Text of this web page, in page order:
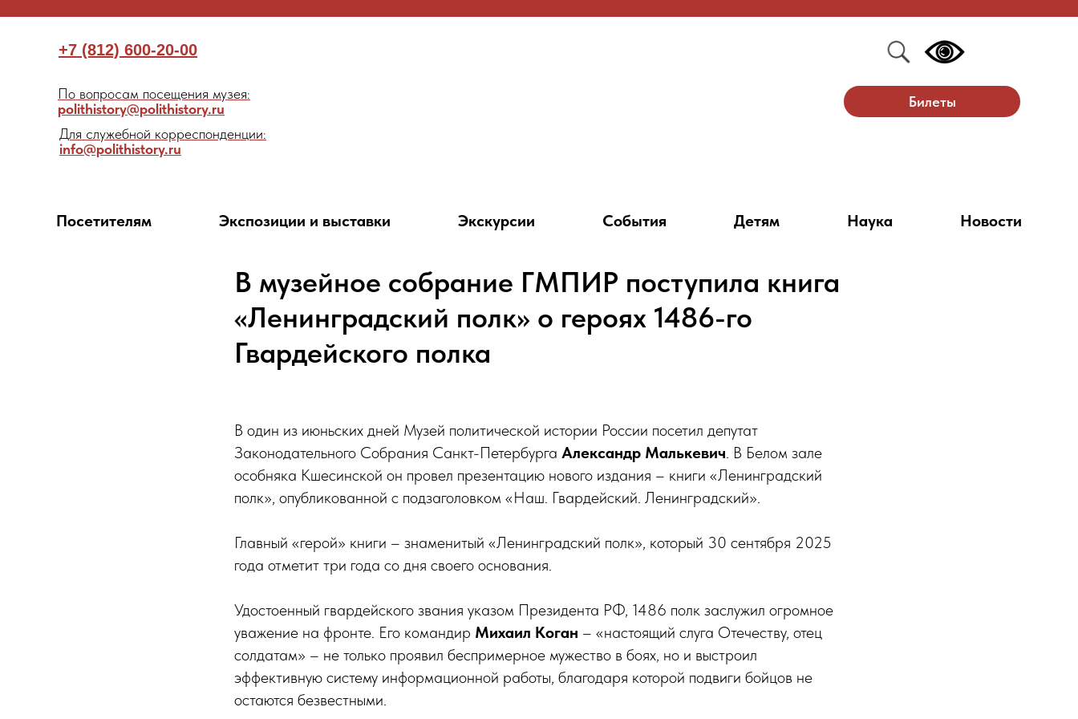
Билеты
+7 (812) 600-20-00
По вопросам посещения музея:
polithistory@polithistory.ru
Для служебной корреспонденции:
info@polithistory.ru
Посетителям Экспозиции и выставки Экскурсии События Детям Наука Новости
В музейное собрание ГМПИР поступила книга
«Ленинградский полк» о героях 1486-го
Гвардейского полка
В один из июньских дней Музей политической истории России посетил депутат
Законодательного Собрания Санкт-Петербурга Александр Малькевич. В Белом зале
особняка Кшесинской он провел презентацию нового издания – книги «Ленинградский
полк», опубликованной с подзаголовком «Наш. Гвардейский. Ленинградский».
Главный «герой» книги – знаменитый «Ленинградский полк», который 30 сентября 2025
года отметит три года со дня своего основания.
Удостоенный гвардейского звания указом Президента РФ, 1486 полк заслужил огромное
уважение на фронте. Его командир Михаил Коган – «настоящий слуга Отечеству, отец
солдатам» – не только проявил беспримерное мужество в боях, но и выстроил
эффективную систему информационной работы, благодаря которой подвиги бойцов не
остаются безвестными.